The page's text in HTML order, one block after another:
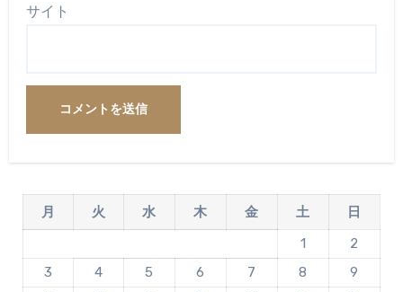
サイト
月 火 水 木 金 土
日
1
2
3
4 5 6 7 8
9